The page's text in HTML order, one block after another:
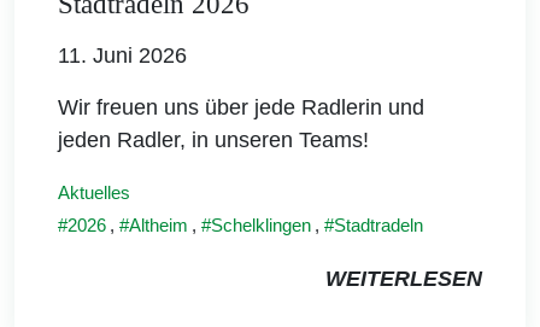
11. Juni 2026
Wir freuen uns über jede Radlerin und
jeden Radler, in unseren Teams!
Aktuelles
2026 , Altheim , Schelklingen , Stadtradeln
WEITERLESEN